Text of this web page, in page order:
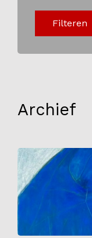
Programma
Over ons
Art Brut
ANBI
Fotoalbums
Filteren
Archief